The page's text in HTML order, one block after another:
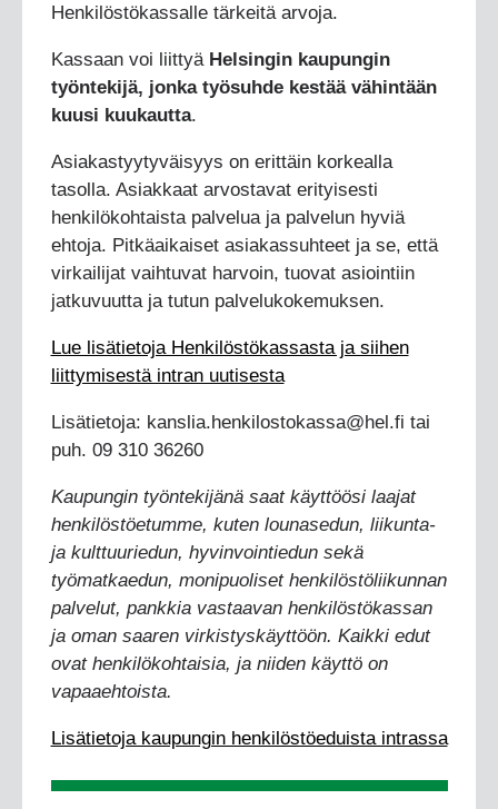
Henkilöstökassalle tärkeitä arvoja.
Kassaan voi liittyä Helsingin kaupungin
työntekijä, jonka työsuhde kestää vähintään
kuusi kuukautta.
Asiakastyytyväisyys on erittäin korkealla
tasolla. Asiakkaat arvostavat erityisesti
henkilökohtaista palvelua ja palvelun hyviä
ehtoja. Pitkäaikaiset asiakassuhteet ja se, että
virkailijat vaihtuvat harvoin, tuovat asiointiin
jatkuvuutta ja tutun palvelukokemuksen.
Lue lisätietoja Henkilöstökassasta ja siihen
liittymisestä intran uutisesta
Lisätietoja: kanslia.henkilostokassa@hel.fi tai
puh. 09 310 36260
Kaupungin työntekijänä saat käyttöösi laajat
henkilöstöetumme, kuten lounasedun, liikunta-
ja kulttuuriedun, hyvinvointiedun sekä
työmatkaedun, monipuoliset henkilöstöliikunnan
palvelut, pankkia vastaavan henkilöstökassan
ja oman saaren virkistyskäyttöön. Kaikki edut
ovat henkilökohtaisia, ja niiden käyttö on
vapaaehtoista.
Lisätietoja kaupungin henkilöstöeduista intrassa